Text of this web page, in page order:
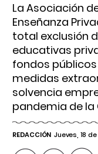
La Asociación
Enseñanza
total exclusión
educativas
fondos
medidas
solvencia
pandemia de la
REDACCIÓN Jueves, 18